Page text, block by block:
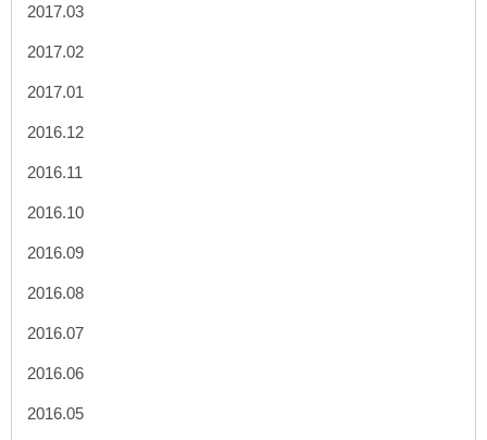
2017.03
2017.02
2017.01
2016.12
2016.11
2016.10
2016.09
2016.08
2016.07
2016.06
2016.05